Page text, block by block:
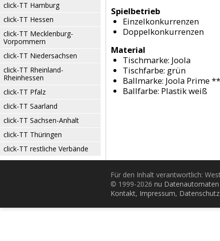
click-TT Hamburg
click-TT Hessen
click-TT Mecklenburg-
Vorpommern
click-TT Niedersachsen
click-TT Rheinland-
Rheinhessen
click-TT Pfalz
click-TT Saarland
click-TT Sachsen-Anhalt
click-TT Thüringen
click-TT restliche Verbände
Spielbetrieb
Einzelkonkurrenzen
Doppelkonkurrenzen
Material
Tischmarke: Joola
Tischfarbe: grün
Ballmarke: Joola Prime
Ballfarbe: Plastik weiß
Für den Inhalt verantwortlich:
© 1999-2026 nu
Kontakt, Impressum, Datenschutz